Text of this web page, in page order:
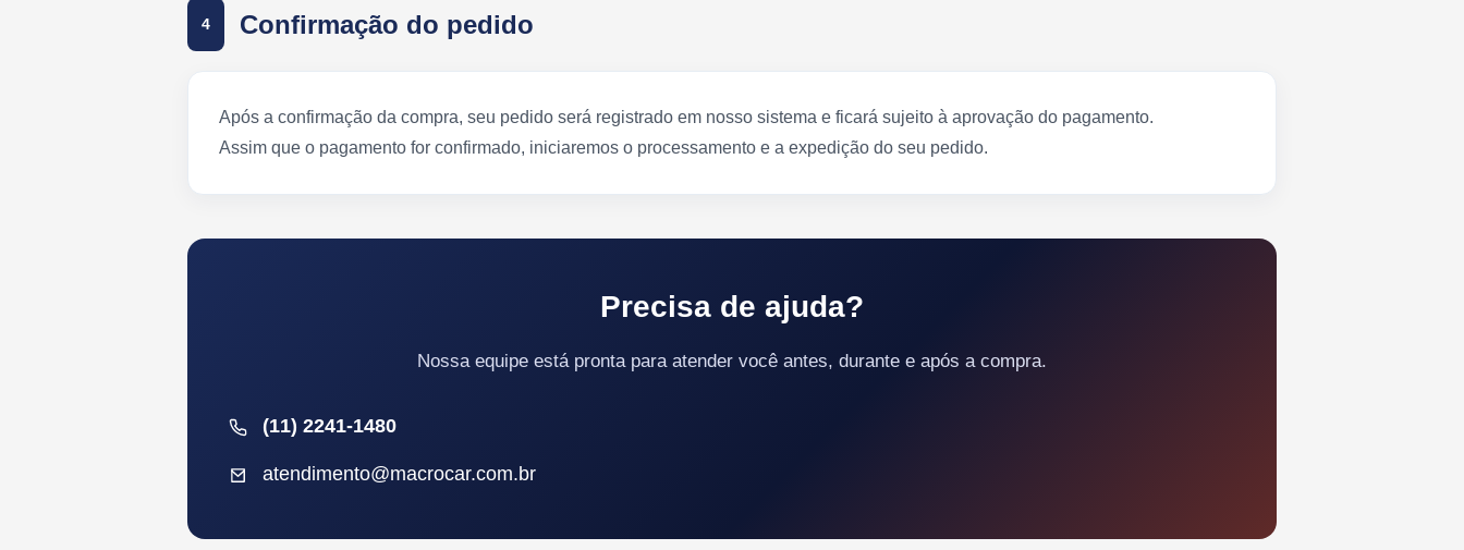
4 Confirmação do pedido
Após a confirmação da compra, seu pedido será registrado em nosso sistema e ficará sujeito à aprovação do pagamento.
Assim que o pagamento for confirmado, iniciaremos o processamento e a expedição do seu pedido.
Precisa de ajuda?
Nossa equipe está pronta para atender você antes, durante e após a compra.
(11) 2241-1480
atendimento@macrocar.com.br